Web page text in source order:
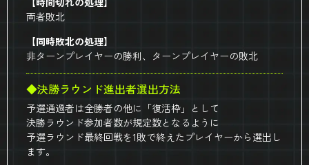
両者敗北
【同時敗北の処理】
非ターンプレイヤーの勝利、ターンプレイヤーの敗北
◆決勝ラウンド進出者選出方法
予選通過者は全勝者の他に「復活枠」として
決勝ラウンド参加者数が規定数となるように
予選ラウンド最終回戦を1敗で終えたプレイヤーから選出し
ます。